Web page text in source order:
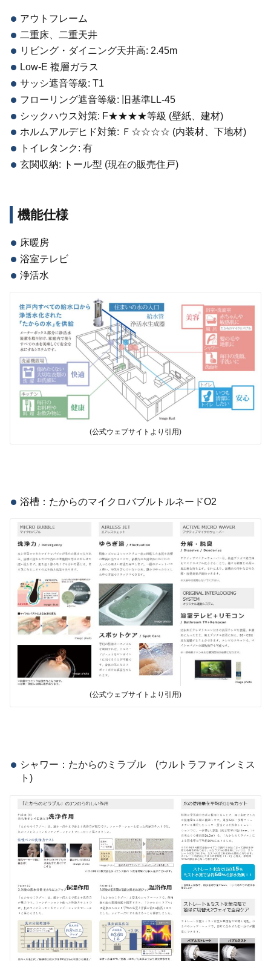
アウトフレーム
二重床、二重天井
リビング・ダイニング天井高: 2.45m
Low-E 複層ガラス
サッシ遮音等級: T1
フローリング遮音等級: 旧基準LL-45
シックハウス対策: F★★★★等級 (壁紙、建材)
ホルムアルデヒド対策: Ｆ☆☆☆☆ (内装材、下地材)
トイレタンク: 有
玄関収納: トール型 (現在の販売住戸)
機能仕様
床暖房
浴室テレビ
浄活水
(公式ウェブサイトより引用)
浴槽：たからのマイクロバブルトルネードO2
(公式ウェブサイトより引用)
シャワー：たからのミラブル (ウルトラファインミス
ト)